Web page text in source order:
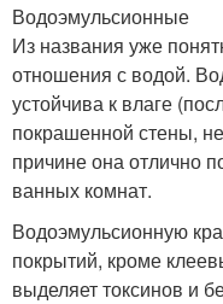
Водоэмульсионные
Из названия уже
отношения с водой.
устойчива к влаге
покрашенной стены,
причине она отлично
ванных комнат.
Водоэмульсионную
покрытий, кроме
выделяет токсинов и